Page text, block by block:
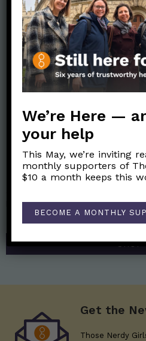
Nerdy Merch
help financially support the science
Those Nerdy Girls.
SHOP
Get the
Those Nerdy
We’re Here —
your help
This May, we’re inviting
monthly supporters of
$10 a month keeps this
BECOME A MONTHLY